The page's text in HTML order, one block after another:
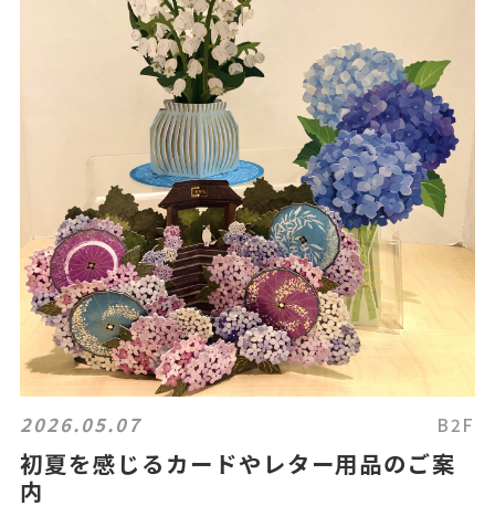
2026.05.07 B2F
初夏を感じるカードやレター用品のご案
内